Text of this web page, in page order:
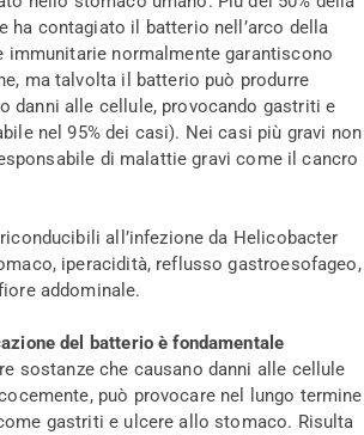
ha contagiato il batterio nell’arco della
immunitarie normalmente garantiscono
ma talvolta il batterio può produrre
danni alle cellule, provocando gastriti e
nel 95% dei casi). Nei casi più gravi non
di malattie gravi come il cancro
all’infezione da Helicobacter
iperacidità, reflusso gastroesofageo,
addominale.
del batterio è fondamentale
sostanze che causano danni alle cellule
può provocare nel lungo termine
gastriti e ulcere allo stomaco. Risulta